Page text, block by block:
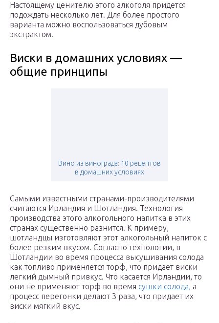
Настоящему ценителю этого алкоголя придется
подождать несколько лет. Для более простого
варианта можно воспользоваться дубовым
экстрактом.
Виски в домашних условиях —
общие принципы
Вино из винограда: 10 рецептов
в домашних условиях
Самыми известными странами-производителями
считаются Ирландия и Шотландия. Технология
производства этого алкогольного напитка в этих
странах существенно разнится. К примеру,
шотландцы изготовляют этот алкогольный напиток с
более резким вкусом. Согласно технологии, в
Шотландии во время процесса высушивания солода
как топливо применяется торф, что придает виски
легкий дымный привкус. Что касается Ирландии, то
они не применяют торф во время сушки солода, а
процесс перегонки делают 3 раза, что придает их
виски мягкий вкус.